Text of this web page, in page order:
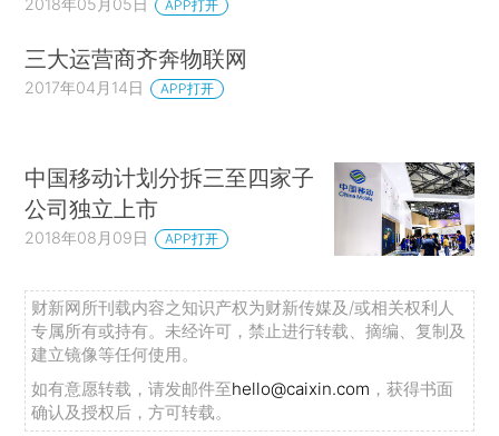
2018年05月05日 APP打开
三大运营商齐奔物联网
2017年04月14日 APP打开
中国移动计划分拆三至四家子
公司独立上市
2018年08月09日 APP打开
财新网所刊载内容之知识产权为财新传媒及/或相关权利人
专属所有或持有。未经许可，禁止进行转载、摘编、复制及
建立镜像等任何使用。
如有意愿转载，请发邮件至hello@caixin.com ，获得书面
确认及授权后，方可转载。